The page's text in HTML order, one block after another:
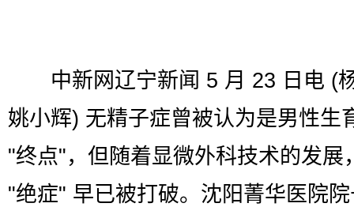
中新网辽宁新闻 5 月 23 日电 (
姚小辉) 无精子症曾被认为是男性生
"终点"，但随着显微外科技术的发展
"绝症" 早已被打破。沈阳菁华医院